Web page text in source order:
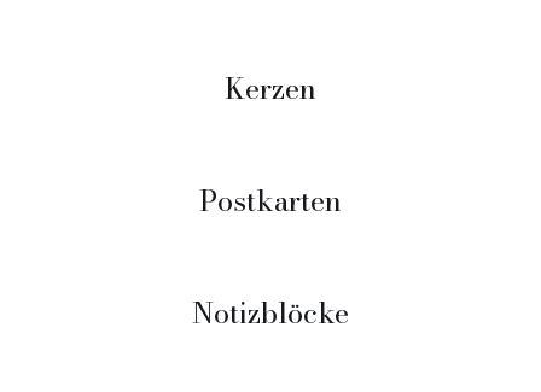
Kerzen
Postkarten
Notizblöcke